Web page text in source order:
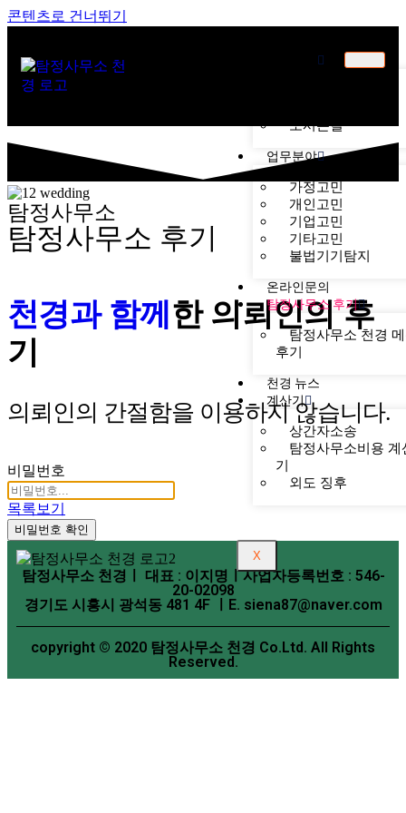
콘텐츠로 건너뛰기
오시는길
업무분야
가정고민
개인고민
기업고민
기타고민
불법기기탐지
온라인문의
탐정사무소 후기
탐정사무소 천경
후기
천경 뉴스
계산기
상간자소송
탐정사무소비용 계
기
외도 징후
X
탐정사무소
탐정사무소 후기
천경과 함께 한 의뢰인의 후
기
의뢰인의 간절함을 이용하지 않습니다.
비밀번호
목록보기
비밀번호 확인
탐정사무소 천경ㅣ 대표 : 이지명ㅣ사업자등록번호 : 546-
20-02098
경기도 시흥시 광석동 481 4F ㅣE. siena87@naver.com
copyright © 2020 탐정사무소 천경 Co.Ltd. All Rights
Reserved.